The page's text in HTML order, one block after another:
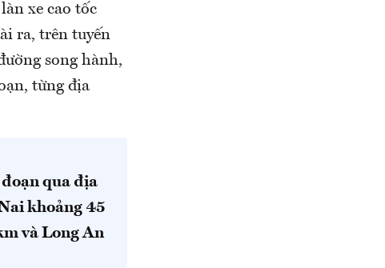
xe cao tốc
ra, trên tuyến
song hành,
từng địa
qua địa
khoảng 45
và Long An